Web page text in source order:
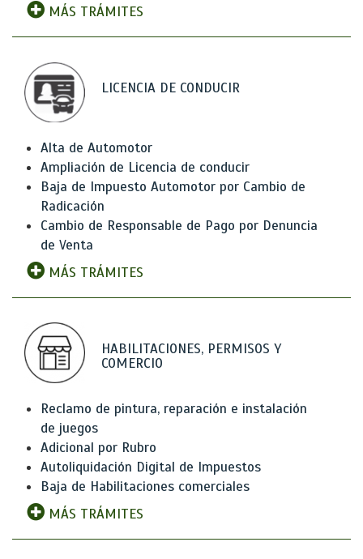
MÁS TRÁMITES
LICENCIA DE CONDUCIR
Alta de Automotor
Ampliación de Licencia de conducir
Baja de Impuesto Automotor por Cambio de
Radicación
Cambio de Responsable de Pago por Denuncia
de Venta
MÁS TRÁMITES
HABILITACIONES, PERMISOS Y
COMERCIO
Reclamo de pintura, reparación e instalación
de juegos
Adicional por Rubro
Autoliquidación Digital de Impuestos
Baja de Habilitaciones comerciales
MÁS TRÁMITES